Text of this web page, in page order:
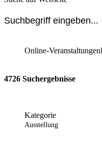
Online-Veranstaltungen
4726 Suchergebnisse
Kategorie
Ausstellung